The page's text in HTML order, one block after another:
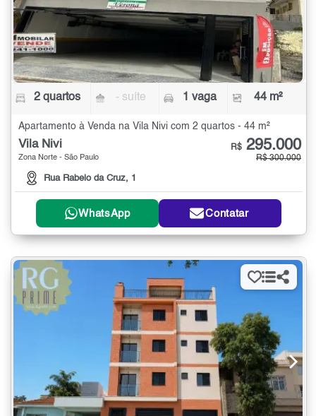
2 quartos - suíte 1 vaga 44 m²
Apartamento à Venda na Vila Nivi com 2 quartos - 44 m²
Vila Nivi
Zona Norte - São Paulo
Rua Rabelo da Cruz, 1
R$ 295.000
R$ 300.000
WhatsApp Contatar